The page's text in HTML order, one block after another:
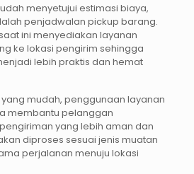
menyetujui estimasi biaya,
penjadwalan pickup barang.
ini menyediakan layanan
ke lokasi pengirim sehingga
lebih praktis dan hemat
mudah, penggunaan layanan
membantu pelanggan
yang lebih aman dan
diproses sesuai jenis muatan
perjalanan menuju lokasi